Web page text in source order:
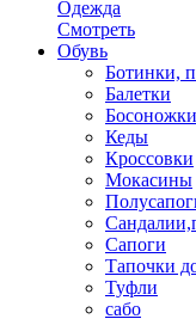
Одежда
Смотреть
Обувь
Ботинки,
Балетки
Босоножки
Кеды
Кроссовки
Мокасины
Сапоги
Тапочки
Туфли
сабо